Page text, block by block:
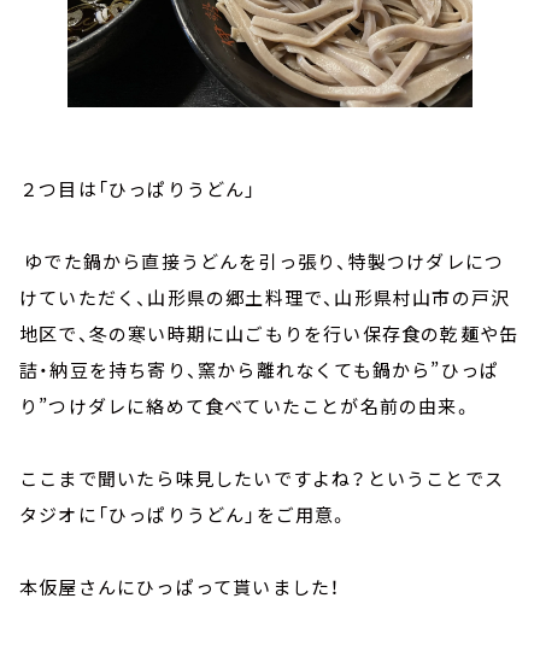
２つ目は「ひっぱりうどん」
ゆでた鍋から直接うどんを引っ張り、特製つけダレにつ
けていただく、山形県の郷土料理で、山形県村山市の戸沢
地区で、冬の寒い時期に山ごもりを行い保存食の乾麺や缶
詰・納豆を持ち寄り、窯から離れなくても鍋から”ひっぱ
り”つけダレに絡めて食べていたことが名前の由来。
ここまで聞いたら味見したいですよね？ということでス
タジオに「ひっぱりうどん」をご用意。
本仮屋さんにひっぱって貰いました！